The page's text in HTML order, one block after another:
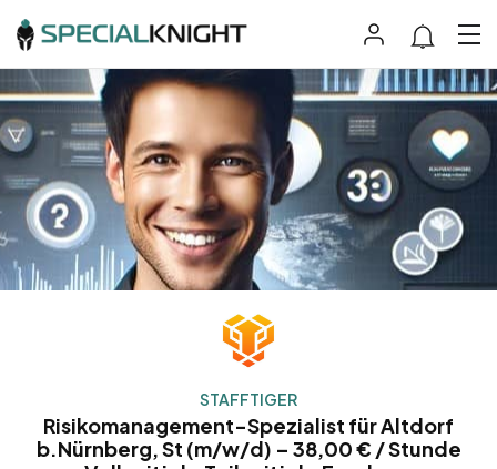
STAFFTIGER
Risikomanagement-Spezialist für Altdorf
b.Nürnberg, St (m/w/d) – 38,00 € / Stunde